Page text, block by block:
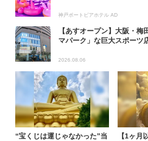
神戸ポートピアホテル AD
【あすオープン】大阪・梅
マパーク」な巨大スポーツ
2026.08.06
“宝くじは運じゃなかった”当
【1ヶ月